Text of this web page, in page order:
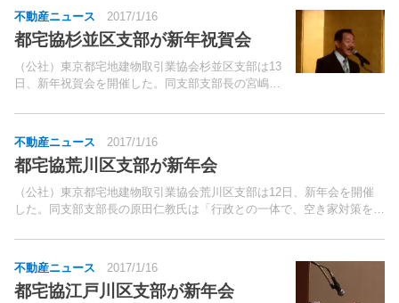
品川区は、2020年の東京オリンピック・パラリン
ピックに...
不動産ニュース 2017/1/16
都宅協杉並区支部が新年祝賀会
（公社）東京都宅地建物取引業協会杉並区支部は13
日、新年祝賀会を開催した。同支部支部長の宮嶋三
不動産ニュース 2017/1/16
都宅協荒川区支部が新年会
（公社）東京都宅地建物取引業協会荒川区支部は12日、新年会を開催
した。同支部支部長の原田仁教氏は「行政との一体で、空き家対策を進
不動産ニュース 2017/1/16
都宅協江戸川区支部が新年会